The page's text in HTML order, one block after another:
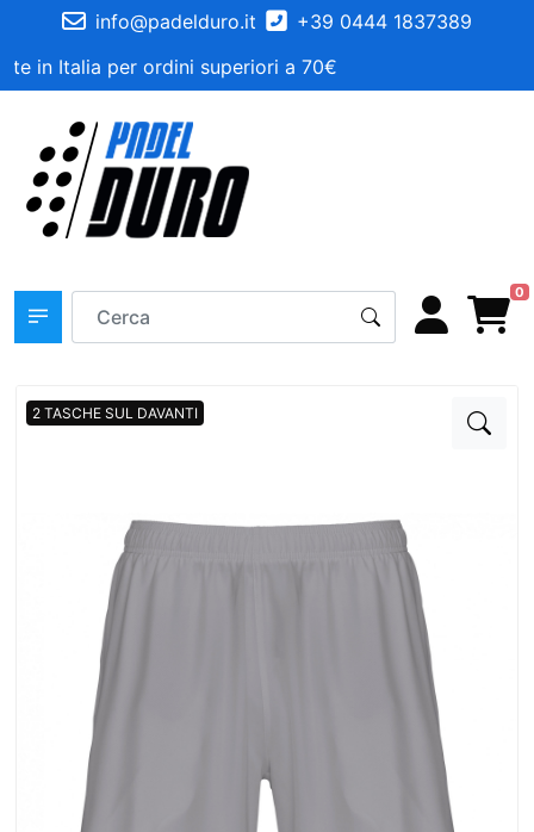
info@padelduro.it
+39 0444 1837389
in Italia per ordini superiori a 70€
0
2 TASCHE SUL DAVANTI